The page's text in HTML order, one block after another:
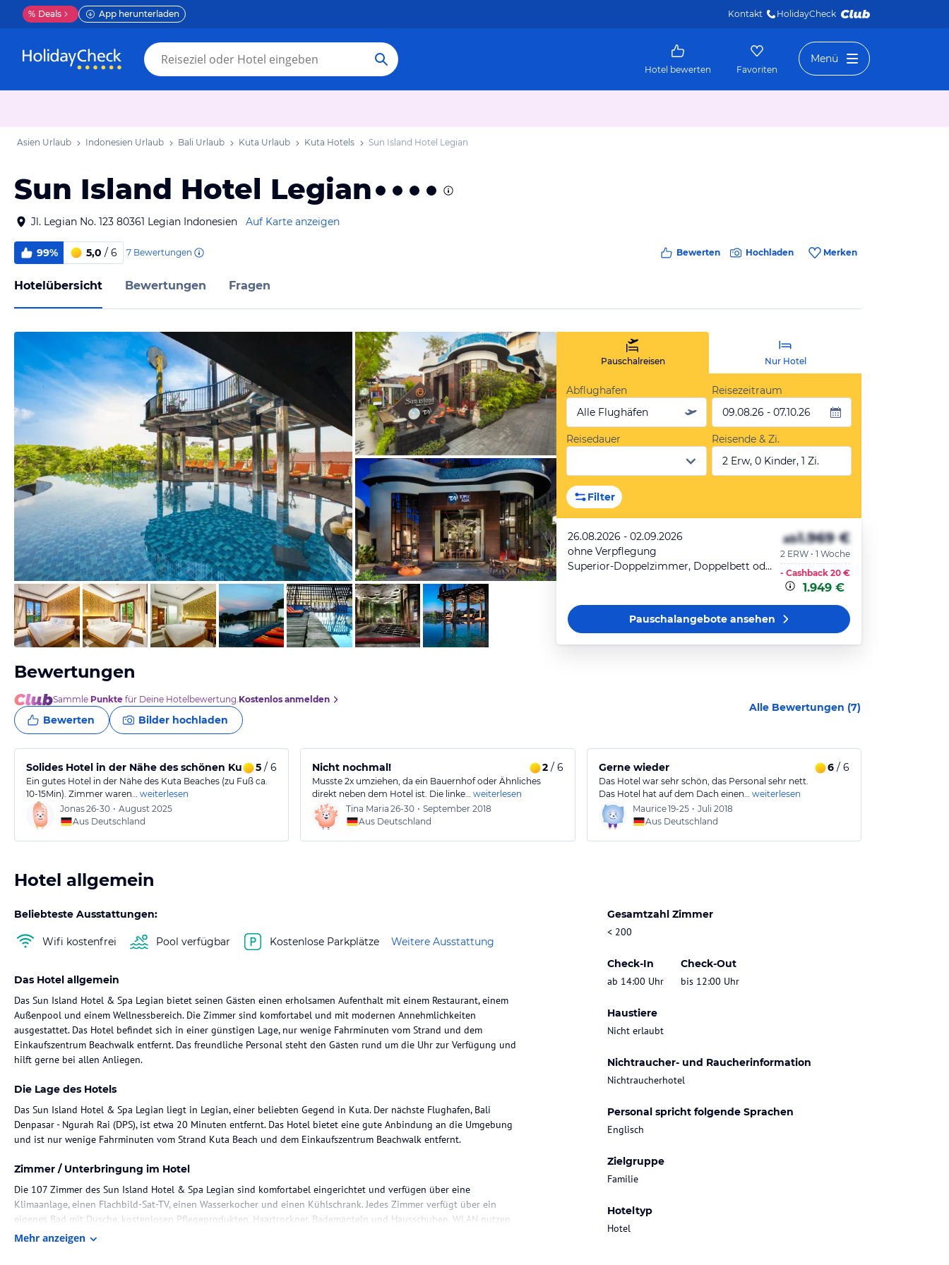
% Deals App herunterladen Kontakt HolidayCheck
Hotel bewerten Favoriten
Menü
Asien Urlaub Indonesien Urlaub Bali Urlaub Kuta Urlaub Kuta Hotels Sun Island Hotel Legian
Sun Island Hotel Legian
Jl. Legian No. 123 80361 Legian Indonesien Auf Karte anzeigen
99% 5,0 / 6 7 Bewertungen Bewerten Hochladen Merken
Hotelübersicht Bewertungen Fragen
von Expedia
von Expedia
von Expedia
Pauschalreisen Nur Hotel
Abflughafen
Alle Flughäfen
Reisezeitraum
09.08.26 - 07.10.26
Reisedauer
Reisende & Zi.
2 Erw, 0 Kinder, 1 Zi.
Filter
26.08.2026 - 02.09.2026
ohne Verpflegung
Superior-Doppelzimmer, Doppelbett oder zwei Einzelbetten
ab1.969 €
2 ERW • 1 Woche
- Cashback 20 €
1.949 €
Pauschalangeboteansehen
Bewertungen
Sammle Punkte für Deine Hotelbewertung.Kostenlos anmelden
Bewerten Bilder hochladen
Alle Bewertungen (7)
Solides Hotel in der Nähe des schönen Kuta Beaches
5 / 6
Ein gutes Hotel in der Nähe des Kuta Beaches (zu Fuß ca.
10-15Min). Zimmer waren… weiterlesen
Jonas26-30 • August 2025
Aus Deutschland
Nicht nochmal! 2/ 6
Musste 2x umziehen, da ein Bauernhof oder Ähnliches
direkt neben dem Hotel ist. Die linke… weiterlesen
Tina Maria 26-30 • September 2018
Aus Deutschland
Gerne wieder 6/ 6
Das Hotel war sehr schön, das Personal sehr nett.
Das Hotel hat auf dem Dach einen… weiterlesen
Maurice19-25 • Juli 2018
Aus Deutschland
Hotel allgemein
Beliebteste Ausstattungen:
Wifi kostenfrei Pool verfügbar Kostenlose Parkplätze Weitere Ausstattung
Gesamtzahl Zimmer
< 200
Check-In
ab 14:00 Uhr
Check-Out
bis 12:00 Uhr
Haustiere
Nicht erlaubt
Nichtraucher- und Raucherinformation
Nichtraucherhotel
Personal spricht folgende Sprachen
Englisch
Zielgruppe
Familie
Hoteltyp
Hotel
Das Hotel allgemein
Das Sun Island Hotel & Spa Legian bietet seinen Gästen einen erholsamen Aufenthalt mit einem Restaurant, einem
Außenpool und einem Wellnessbereich. Die Zimmer sind komfortabel und mit modernen Annehmlichkeiten
ausgestattet. Das Hotel befindet sich in einer günstigen Lage, nur wenige Fahrminuten vom Strand und dem
Einkaufszentrum Beachwalk entfernt. Das freundliche Personal steht den Gästen rund um die Uhr zur Verfügung und
hilft gerne bei allen Anliegen.
Die Lage des Hotels
Das Sun Island Hotel & Spa Legian liegt in Legian, einer beliebten Gegend in Kuta. Der nächste Flughafen, Bali
Denpasar - Ngurah Rai (DPS), ist etwa 20 Minuten entfernt. Das Hotel bietet eine gute Anbindung an die Umgebung
und ist nur wenige Fahrminuten vom Strand Kuta Beach und dem Einkaufszentrum Beachwalk entfernt.
Zimmer / Unterbringung im Hotel
Die 107 Zimmer des Sun Island Hotel & Spa Legian sind komfortabel eingerichtet und verfügen über eine
Klimaanlage, einen Flachbild-Sat-TV, einen Wasserkocher und einen Kühlschrank. Jedes Zimmer verfügt über ein
eigenes Bad mit Dusche, kostenlosen Pflegeprodukten, Haartrockner, Bademänteln und Hausschuhen. WLAN nutzen
Sie in allen Bereichen des Hotels kostenfrei.
Mehr anzeigen